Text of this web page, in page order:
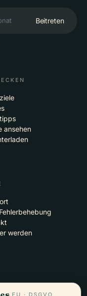
Beitreten
ansehen
werden
EU · DSGVO